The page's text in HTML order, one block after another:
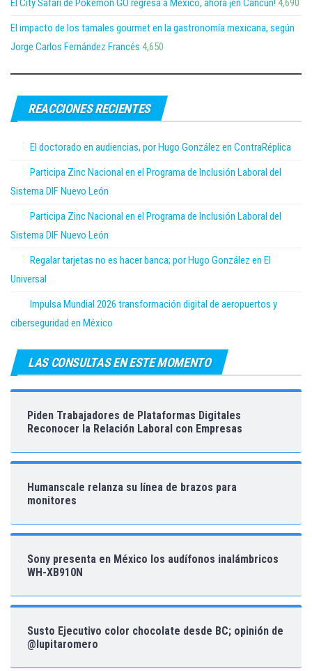
El City Safari de Pokémon GO regresa a México, ahora ¡en Cancún! 4,690
El impacto de los tamales gourmet en la gastronomía mexicana, según
Jorge Carlos Fernández Francés 4,650
REACCIONES RECIENTES
El doctorado en audiencias, por Hugo González en ContraRéplica
Participa Zinc Nacional en el Programa de Inclusión Laboral del
Sistema DIF Nuevo León
Participa Zinc Nacional en el Programa de Inclusión Laboral del
Sistema DIF Nuevo León
Regalar tarjetas no es hacer banca; por Hugo González en El
Universal
Impulsa Mundial 2026 transformación digital de aeropuertos y
ciberseguridad en México
LAS CONSULTAS EN ESTE MOMENTO
Piden Trabajadores de Plataformas Digitales
Reconocer la Relación Laboral con Empresas
Humanscale relanza su línea de brazos para
monitores
Sony presenta en México los audífonos inalámbricos
WH-XB910N
Susto Ejecutivo color chocolate desde BC; opinión de
@lupitaromero